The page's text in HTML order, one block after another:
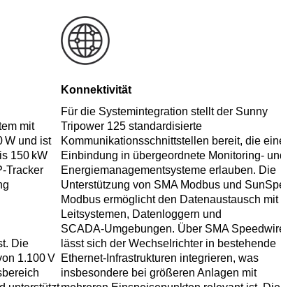
mit
W und ist
150 kW
Die
1.100 V
Konnektivität
Für die Systemintegration stellt der Sunny
Tripower 125 standardisierte
Kommunikationsschnittstellen bereit, die
Einbindung in übergeordnete Monitoring-
Energiemanagementsysteme erlauben. Die
Unterstützung von SMA Modbus und
Modbus ermöglicht den Datenaustausch mit
Leitsystemen, Datenloggern und
SCADA‑Umgebungen. Über SMA
lässt sich der Wechselrichter in bestehende
Ethernet‑Infrastrukturen integrieren, was
insbesondere bei größeren Anlagen mit